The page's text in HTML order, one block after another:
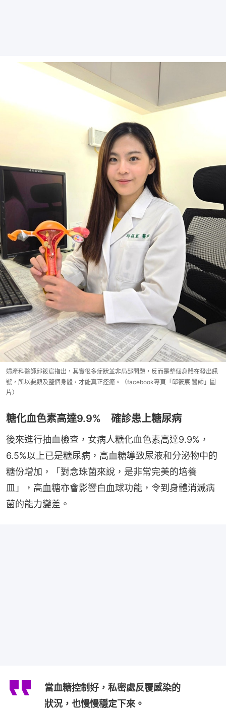
婦產科醫師邱筱宸指出，其實很多症狀並非局部問題，反而是整個身體在發出訊
號，所以要顧及整個身體，才能真正痊癒。（facebook專頁「邱筱宸 醫師」圖
片）
糖化血色素高達9.9% 確診患上糖尿病
後來進行抽血檢查，女病人糖化血色素高達9.9%，
6.5%以上已是糖尿病，高血糖導致尿液和分泌物中的
糖份增加，「對念珠菌來說，是非常完美的培養
皿」，高血糖亦會影響白血球功能，令到身體消滅病
菌的能力變差。
當血糖控制好，私密處反覆感染的
狀況，也慢慢穩定下來。